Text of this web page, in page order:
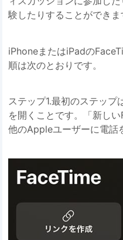
験したりすることができま
iPhoneまたはiPadの
順は次のとおりです。
ステップ1.最初のステップ
を開くことです。「新し
他のAppleユーザーに電話